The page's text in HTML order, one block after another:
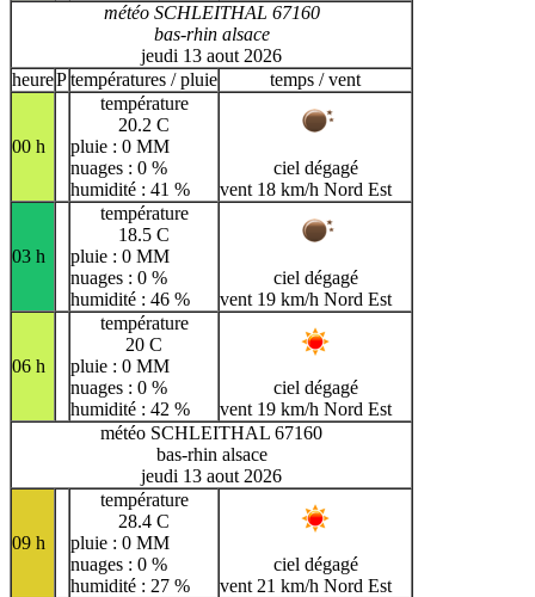
météo SCHLEITHAL 67160
bas-rhin alsace
jeudi 13 aout 2026
heurePtempératures / pluie temps / vent
00 h
température
20.2 C
pluie : 0 MM
nuages : 0 %
humidité : 41 %
ciel dégagé
vent 18 km/h Nord Est
03 h
température
18.5 C
pluie : 0 MM
nuages : 0 %
humidité : 46 %
ciel dégagé
vent 19 km/h Nord Est
06 h
température
20 C
pluie : 0 MM
nuages : 0 %
humidité : 42 %
ciel dégagé
vent 19 km/h Nord Est
météo SCHLEITHAL 67160
bas-rhin alsace
jeudi 13 aout 2026
09 h
température
28.4 C
pluie : 0 MM
nuages : 0 %
humidité : 27 %
ciel dégagé
vent 21 km/h Nord Est